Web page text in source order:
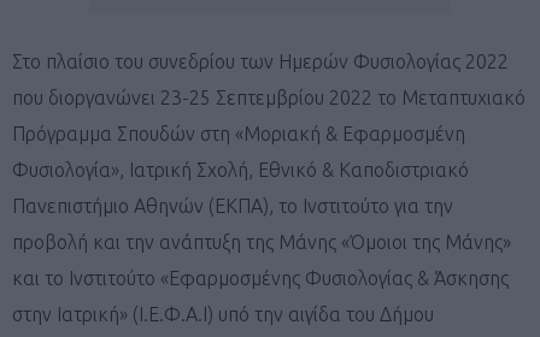
Στο πλαίσιο του συνεδρίου των Ημερών Φυσιολογίας 2022
που διοργανώνει 23-25 Σεπτεμβρίου 2022 το Μεταπτυχιακό
Πρόγραμμα Σπουδών στη «Μοριακή & Εφαρμοσμένη
Φυσιολογία», Ιατρική Σχολή, Εθνικό & Καποδιστριακό
Πανεπιστήμιο Αθηνών (ΕΚΠΑ), το Ινστιτούτο για την
προβολή και την ανάπτυξη της Μάνης «Όμοιοι της Μάνης»
και το Ινστιτούτο «Εφαρμοσμένης Φυσιολογίας & Άσκησης
στην Ιατρική» (Ι.Ε.Φ.Α.Ι) υπό την αιγίδα του Δήμου